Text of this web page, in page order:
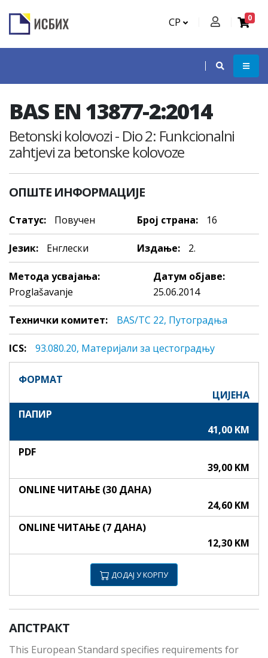
СР 0
BAS EN 13877-2:2014
Betonski kolovozi - Dio 2: Funkcionalni
zahtjevi za betonske kolovoze
ОПШТЕ ИНФОРМАЦИЈЕ
Статус: Повучен Број страна: 16
Језик: Енглески Издање: 2.
Метода усвајања:
Proglašavanje
Датум објаве:
25.06.2014
Технички комитет: BAS/TC 22, Путоградња
ICS: 93.080.20, Maтeриjaли зa цeстoгрaдњу
ФОРМАТ
ЦИЈЕНА
ПАПИР
41,00 KM
PDF
39,00 KM
ONLINE ЧИТАЊЕ (30 ДАНА)
24,60 KM
ONLINE ЧИТАЊЕ (7 ДАНА)
12,30 KM
ДОДАЈ У КОРПУ
АПСТРАКТ
This European Standard specifies requirements for